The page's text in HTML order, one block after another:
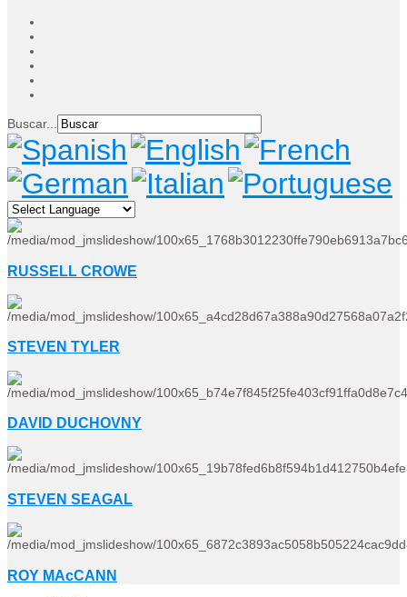
Buscar...
RUSSELL CROWE
STEVEN TYLER
DAVID DUCHOVNY
STEVEN SEAGAL
ROY MAcCANN